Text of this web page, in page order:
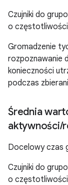
Czujniki do
o
Gromadzenie
rozpoznawanie
konieczności
podczas
Średnia
aktywności/
Docelowy czas
Czujniki do
o